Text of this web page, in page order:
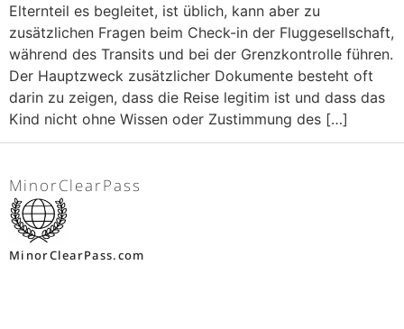
Elternteil es begleitet, ist üblich, kann aber zu
zusätzlichen Fragen beim Check-in der Fluggesellschaft,
während des Transits und bei der Grenzkontrolle führen.
Der Hauptzweck zusätzlicher Dokumente besteht oft
darin zu zeigen, dass die Reise legitim ist und dass das
Kind nicht ohne Wissen oder Zustimmung des […]
MinorClearPass
MinorClearPass.com